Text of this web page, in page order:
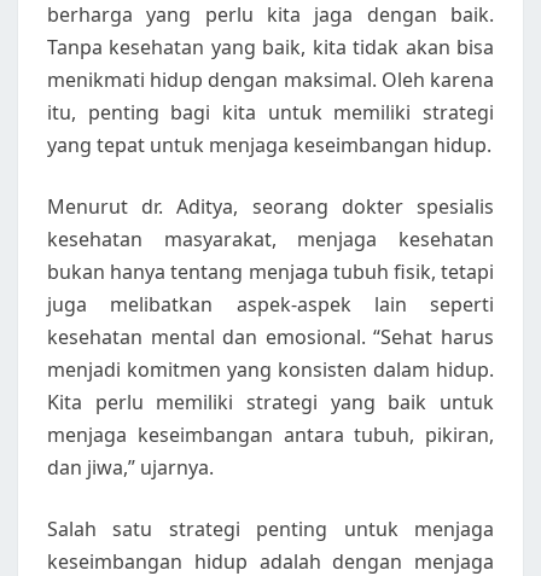
berharga yang perlu kita jaga dengan baik.
Tanpa kesehatan yang baik, kita tidak akan bisa
menikmati hidup dengan maksimal. Oleh karena
itu, penting bagi kita untuk memiliki strategi
yang tepat untuk menjaga keseimbangan hidup.
Menurut dr. Aditya, seorang dokter spesialis
kesehatan masyarakat, menjaga kesehatan
bukan hanya tentang menjaga tubuh fisik, tetapi
juga melibatkan aspek-aspek lain seperti
kesehatan mental dan emosional. “Sehat harus
menjadi komitmen yang konsisten dalam hidup.
Kita perlu memiliki strategi yang baik untuk
menjaga keseimbangan antara tubuh, pikiran,
dan jiwa,” ujarnya.
Salah satu strategi penting untuk menjaga
keseimbangan hidup adalah dengan menjaga